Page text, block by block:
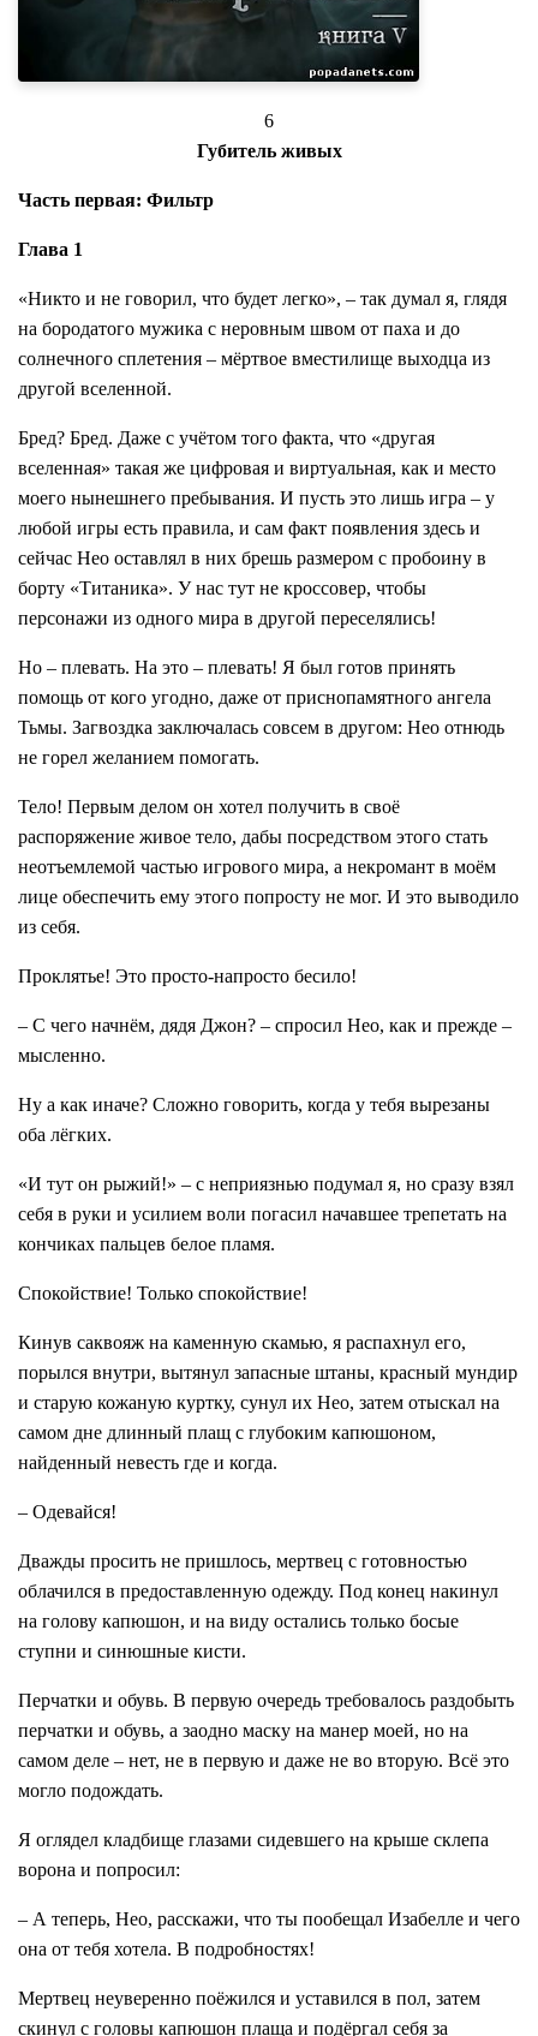
6
Губитель живых
Часть первая: Фильтр
Глава 1
«Никто и не говорил, что будет легко», – так думал я, глядя
на бородатого мужика с неровным швом от паха и до
солнечного сплетения – мёртвое вместилище выходца из
другой вселенной.
Бред? Бред. Даже с учётом того факта, что «другая
вселенная» такая же цифровая и виртуальная, как и место
моего нынешнего пребывания. И пусть это лишь игра – у
любой игры есть правила, и сам факт появления здесь и
сейчас Нео оставлял в них брешь размером с пробоину в
борту «Титаника». У нас тут не кроссовер, чтобы
персонажи из одного мира в другой переселялись!
Но – плевать. На это – плевать! Я был готов принять
помощь от кого угодно, даже от приснопамятного ангела
Тьмы. Загвоздка заключалась совсем в другом: Нео отнюдь
не горел желанием помогать.
Тело! Первым делом он хотел получить в своё
распоряжение живое тело, дабы посредством этого стать
неотъемлемой частью игрового мира, а некромант в моём
лице обеспечить ему этого попросту не мог. И это выводило
из себя.
Проклятье! Это просто-напросто бесило!
– С чего начнём, дядя Джон? – спросил Нео, как и прежде –
мысленно.
Ну а как иначе? Сложно говорить, когда у тебя вырезаны
оба лёгких.
«И тут он рыжий!» – с неприязнью подумал я, но сразу взял
себя в руки и усилием воли погасил начавшее трепетать на
кончиках пальцев белое пламя.
Спокойствие! Только спокойствие!
Кинув саквояж на каменную скамью, я распахнул его,
порылся внутри, вытянул запасные штаны, красный мундир
и старую кожаную куртку, сунул их Нео, затем отыскал на
самом дне длинный плащ с глубоким капюшоном,
найденный невесть где и когда.
– Одевайся!
Дважды просить не пришлось, мертвец с готовностью
облачился в предоставленную одежду. Под конец накинул
на голову капюшон, и на виду остались только босые
ступни и синюшные кисти.
Перчатки и обувь. В первую очередь требовалось раздобыть
перчатки и обувь, а заодно маску на манер моей, но на
самом деле – нет, не в первую и даже не во вторую. Всё это
могло подождать.
Я оглядел кладбище глазами сидевшего на крыше склепа
ворона и попросил:
– А теперь, Нео, расскажи, что ты пообещал Изабелле и чего
она от тебя хотела. В подробностях!
Мертвец неуверенно поёжился и уставился в пол, затем
скинул с головы капюшон плаща и подёргал себя за